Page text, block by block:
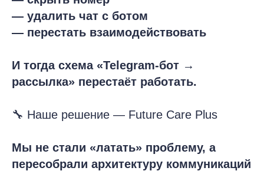
— удалить чат с ботом
— перестать взаимодействовать
И тогда схема «Telegram-бот →
рассылка» перестаёт работать.
🔧 Наше решение — Future Care Plus
Мы не стали «латать» проблему, а
пересобрали архитектуру коммуникаций